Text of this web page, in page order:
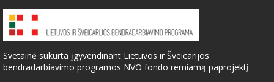
Svetainė sukurta įgyvendinant Lietuvos ir Šveicarijos
bendradarbiavimo programos NVO fondo remiamą paprojektį.